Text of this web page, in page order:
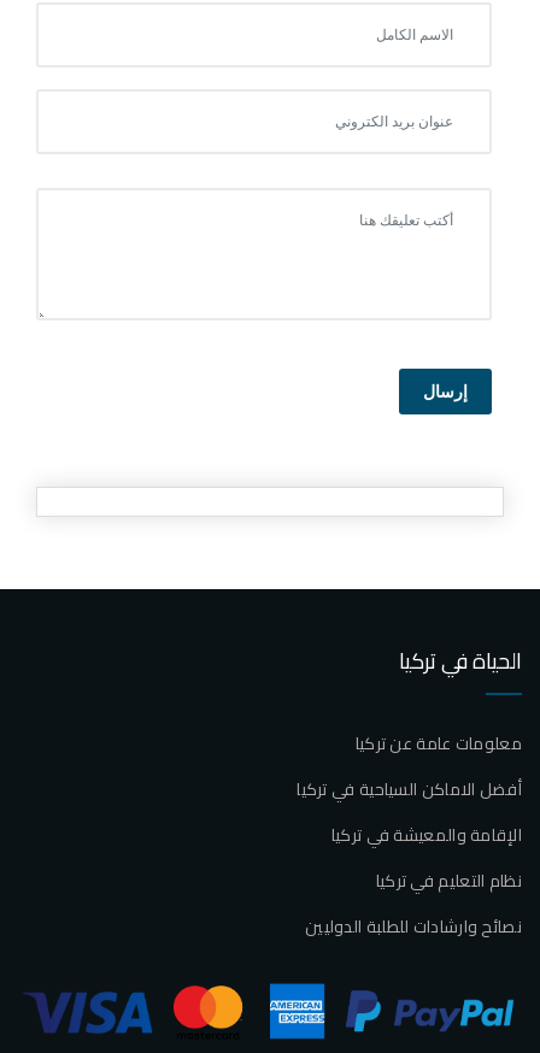
إرسال
الحياة في تركيا
معلومات عامة عن تركيا
أفضل الاماكن السياحية في تركيا
الإقامة والمعيشة في تركيا
نظام التعليم في تركيا
نصائح وارشادات للطلبة الدوليين